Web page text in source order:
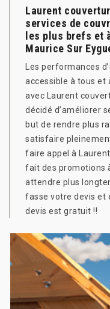
Laurent
services de
les plus brefs et
Maurice Sur
Les performances
accessible à tous et
avec Laurent
décidé d’améliorer
but de rendre plus
satisfaire
faire appel à
fait des promotions
attendre plus
fasse votre devis et
devis est gratuit !!